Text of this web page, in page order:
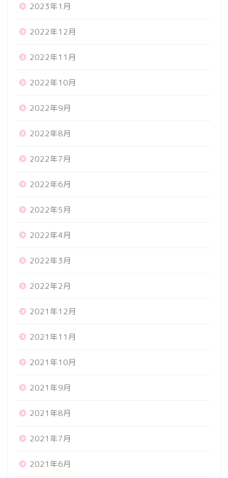
2023年1月
2022年12月
2022年11月
2022年10月
2022年9月
2022年8月
2022年7月
2022年6月
2022年5月
2022年4月
2022年3月
2022年2月
2021年12月
2021年11月
2021年10月
2021年9月
2021年8月
2021年7月
2021年6月